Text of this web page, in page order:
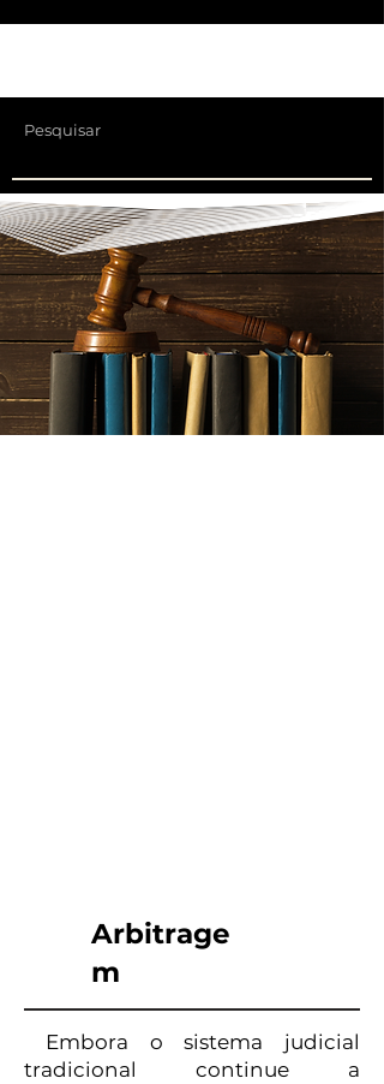
Arbitrage
m
Embora o sistema judicial
tradicional continue a